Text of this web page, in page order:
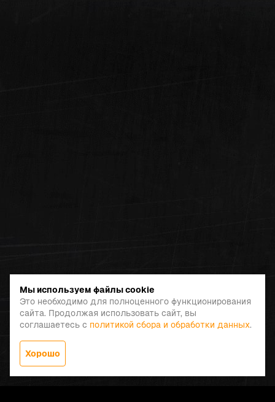
Мы используем файлы cookie
Это необходимо для полноценного функционирования
сайта. Продолжая использовать сайт, вы
соглашаетесь с политикой сбора и обработки данных.
Хорошо